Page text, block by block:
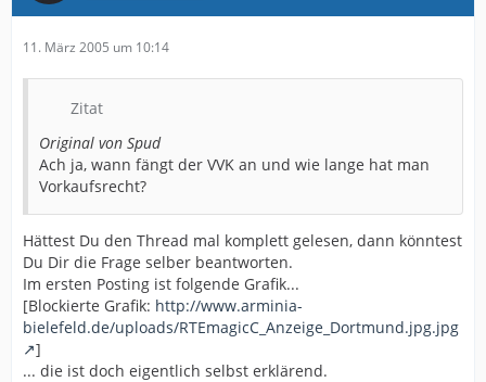
11. März 2005 um 10:14
Zitat
Original von Spud
Ach ja, wann fängt der VVK an und wie lange hat man
Vorkaufsrecht?
Hättest Du den Thread mal komplett gelesen, dann könntest
Du Dir die Frage selber beantworten.
Im ersten Posting ist folgende Grafik...
[Blockierte Grafik: http://www.arminia-
bielefeld.de/uploads/RTEmagicC_Anzeige_Dortmund.jpg.jpg
]
... die ist doch eigentlich selbst erklärend.